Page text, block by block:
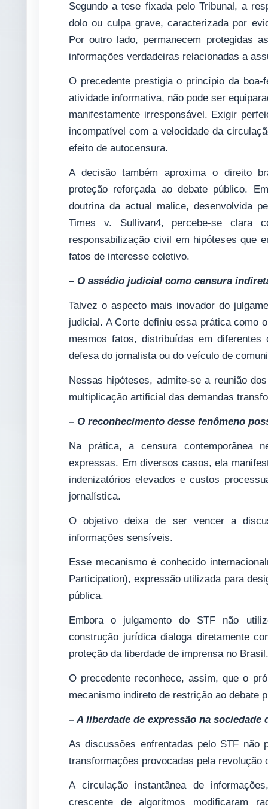
Segundo a tese fixada pelo Tribunal, a
dolo ou culpa grave, caracterizada por
Por outro lado, permanecem protegidas
informações verdadeiras relacionadas a
O precedente prestigia o princípio da
atividade informativa, não pode ser
manifestamente irresponsável. Exigir
incompatível com a velocidade da
efeito de autocensura.
A decisão também aproxima o direito
proteção reforçada ao debate público.
doutrina da actual malice, desenvolvida
Times v. Sullivan4, percebe-se clara
responsabilização civil em hipóteses que
fatos de interesse coletivo.
– O assédio judicial como censura
Talvez o aspecto mais inovador do
judicial. A Corte definiu essa prática como
mesmos fatos, distribuídas em
defesa do jornalista ou do veículo de
Nessas hipóteses, admite-se a reunião
multiplicação artificial das demandas
– O reconhecimento desse fenômeno
Na prática, a censura contemporânea
expressas. Em diversos casos, ela
indenizatórios elevados e custos
jornalística.
O objetivo deixa de ser vencer a
informações sensíveis.
Esse mecanismo é conhecido
Participation), expressão utilizada para
pública.
Embora o julgamento do STF não
construção jurídica dialoga diretamente
proteção da liberdade de imprensa no Brasil.
O precedente reconhece, assim, que o
mecanismo indireto de restrição ao debate
– A liberdade de expressão na sociedade
As discussões enfrentadas pelo STF não
transformações provocadas pela revolução
A circulação instantânea de
crescente de algoritmos modificaram